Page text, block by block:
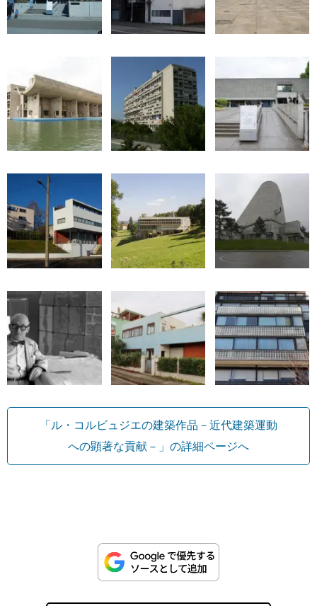
「ル・コルビュジエの建築作品－近代建築運動
への顕著な貢献－」の詳細ページへ